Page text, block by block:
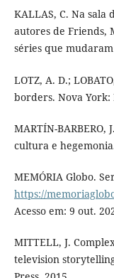
KALLAS, C. Na sala
autores de Friends,
séries que
LOTZ, A. D.;
borders. Nova York:
MARTÍN-BARBERO,
cultura e
MEMÓRIA Globo.
https://
Acesso em: 9 out.
MITTELL, J.
television